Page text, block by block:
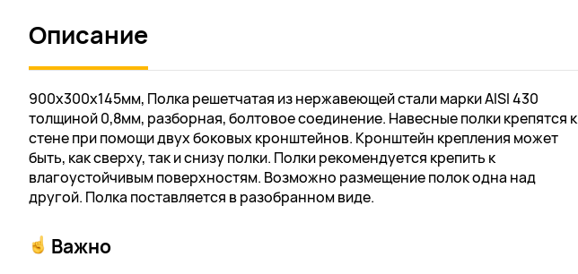
Описание
900х300х145мм, Полка решетчатая из нержавеющей стали марки AISI 430
толщиной 0,8мм, разборная, болтовое соединение. Навесные полки крепятся к
стене при помощи двух боковых кронштейнов. Кронштейн крепления может
быть, как сверху, так и снизу полки. Полки рекомендуется крепить к
влагоустойчивым поверхностям. Возможно размещение полок одна над
другой. Полка поставляется в разобранном виде.
Важно